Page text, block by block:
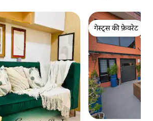
गेस्ट्स की फ़ेवरेट
गेस्ट्स की फ़ेवरेट